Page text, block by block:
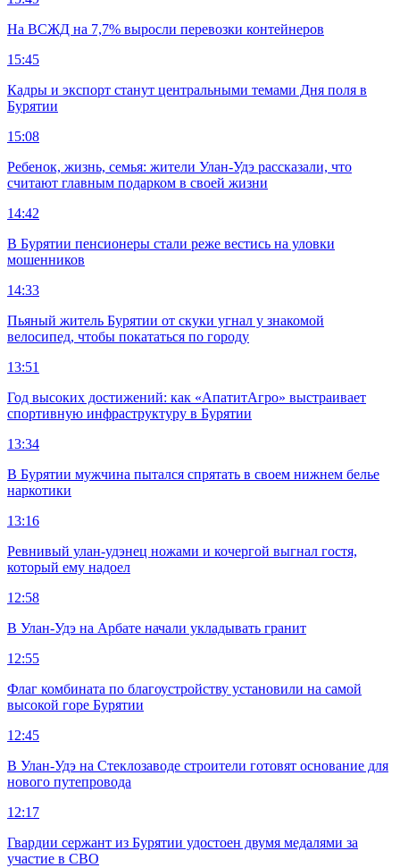
На ВСЖД на 7,7% выросли перевозки контейнеров
15:45
Кадры и экспорт станут центральными темами Дня поля в
Бурятии
15:08
Ребенок, жизнь, семья: жители Улан-Удэ рассказали, что
считают главным подарком в своей жизни
14:42
В Бурятии пенсионеры стали реже вестись на уловки
мошенников
14:33
Пьяный житель Бурятии от скуки угнал у знакомой
велосипед, чтобы покататься по городу
13:51
Год высоких достижений: как «АпатитАгро» выстраивает
спортивную инфраструктуру в Бурятии
13:34
В Бурятии мужчина пытался спрятать в своем нижнем белье
наркотики
13:16
Ревнивый улан-удэнец ножами и кочергой выгнал гостя,
который ему надоел
12:58
В Улан-Удэ на Арбате начали укладывать гранит
12:55
Флаг комбината по благоустройству установили на самой
высокой горе Бурятии
12:45
В Улан-Удэ на Стеклозаводе строители готовят основание для
нового путепровода
12:17
Гвардии сержант из Бурятии удостоен двумя медалями за
участие в СВО